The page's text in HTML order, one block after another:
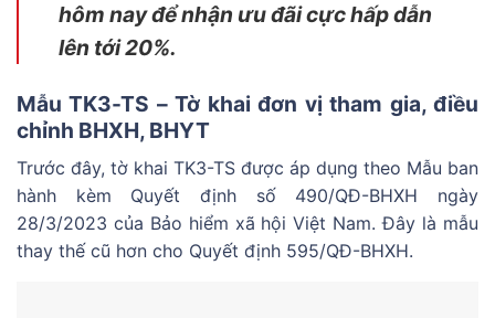
hôm nay để nhận ưu đãi cực hấp dẫn
lên tới 20%.
Mẫu TK3-TS – Tờ khai đơn vị tham gia, điều
chỉnh BHXH, BHYT
Trước đây, tờ khai TK3-TS được áp dụng theo Mẫu ban
hành kèm Quyết định số 490/QĐ-BHXH ngày
28/3/2023 của Bảo hiểm xã hội Việt Nam. Đây là mẫu
thay thế cũ hơn cho Quyết định 595/QĐ-BHXH.